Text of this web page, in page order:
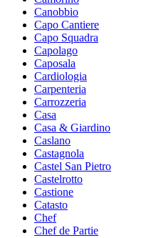
Canobbio
Capo Cantiere
Capo Squadra
Capolago
Caposala
Cardiologia
Carpenteria
Carrozzeria
Casa
Casa & Giardino
Caslano
Castagnola
Castel San Pietro
Castelrotto
Castione
Catasto
Chef
Chef de Partie